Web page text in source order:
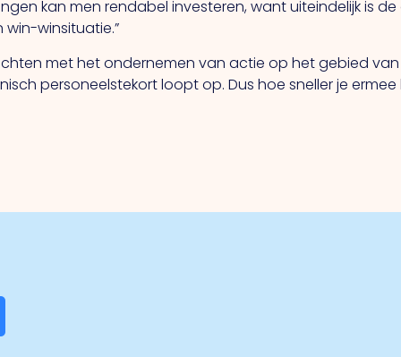
kan men rendabel investeren, want uiteindelijk is
winsituatie.”
met het ondernemen van actie op het gebied van
personeelstekort loopt op. Dus hoe sneller je